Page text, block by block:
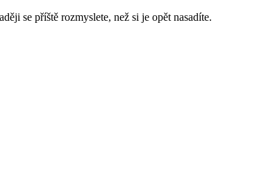
se příště rozmyslete, než si je opět nasadíte.